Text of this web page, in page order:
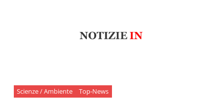
Scienze / Ambiente Top-News